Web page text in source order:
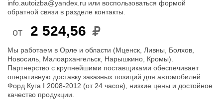
info.autoizba@yandex.ru или воспользоваться формой
обратной связи в разделе контакты.
от 2 524,56
Мы работаем в Орле и области (Мценск, Ливны, Болхов,
Новосиль, Малоархангельск, Нарышкино, Кромы).
Партнерство с крупнейшими поставщиками обеспечивает
оперативную доставку заказных позиций для автомобилей
Форд Куга I 2008-2012 (от 24 часов), низкие цены и достойное
качество продукции.